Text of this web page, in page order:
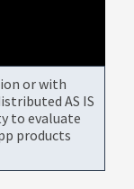
or with
AS IS
to evaluate
products